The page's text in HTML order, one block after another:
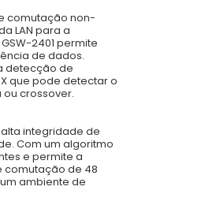
comutação non-
LAN para a
2401 permite
de dados.
detecção de
que pode detectar o
crossover.
integridade de
Com um algoritmo
e permite a
comutação de 48
ambiente de